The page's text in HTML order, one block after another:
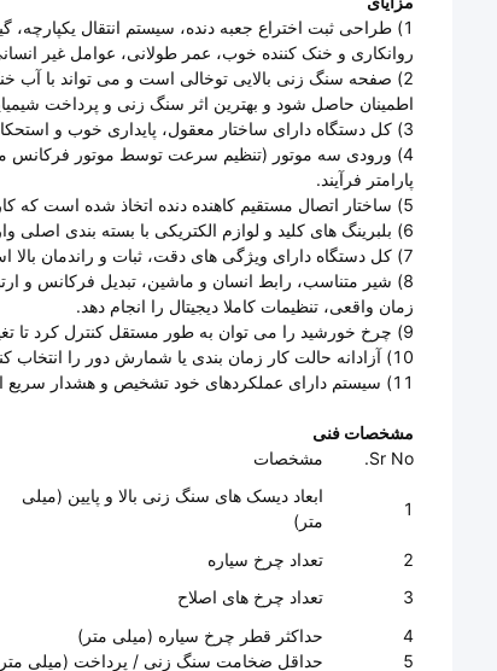
1) طراحی ثبت اختراع جعبه دنده، سیستم انتقال
روانکاری و خنک کننده خوب، عمر طولانی، عوامل غیر
2) صفحه سنگ زنی بالایی توخالی است و می تواند با آب
اطمینان حاصل شود و بهترین اثر سنگ زنی و پرداخت
3) کل دستگاه دارای ساختار معقول، پایداری خوب و استحکام کافی است.
4) ورودی سه موتور (تنظیم سرعت توسط موتور فرکانس
پارامتر فرآیند.
5) ساختار اتصال مستقیم کاهنده دنده اتخاذ شده است که کارآمد و صرفه جویی در انرژی است.
6) بلبرینگ های کلید و لوازم الکتریکی با بسته بندی اصلی وارد می شوند.
7) کل دستگاه دارای ویژگی های دقت، ثبات و راندمان بالا است.
زمان واقعی، تنظیمات کاملا دیجیتال را انجام دهد.
9) چرخ خورشید را می توان به طور مستقل کنترل کرد تا تغییر سرعت آزاد و تغییر جهت را درک کند.
10) آزادانه حالت کار زمان بندی یا شمارش دور را انتخاب کنید.
11) سیستم دارای عملکردهای خود تشخیص و هشدار سریع است.
مشخصات فنی
Sr No.
مشخصات
1
ابعاد دیسک های سنگ زنی بالا و پایین (میلی
متر)
2
تعداد چرخ سیاره
3
تعداد چرخ های اصلاح
4
حداکثر قطر چرخ سیاره (میلی متر)
5
حداقل ضخامت سنگ زنی / پرداخت (میلی